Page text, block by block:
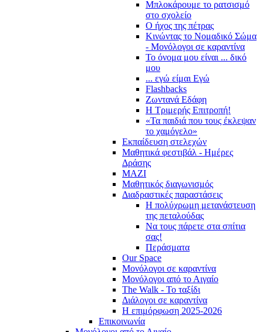
Μπλοκάρουμε το ρατσισμό
στο σχολείο
Ο ήχος της πέτρας
Κινώντας το Νομαδικό Σώμα
- Μονόλογοι σε καραντίνα
Το όνομα μου είναι ... δικό
μου
... εγώ είμαι Εγώ
Flashbacks
Ζωντανά Εδάφη
Η Τριμερής Επιτροπή!
«Τα παιδιά που τους έκλεψαν
το χαμόγελο»
Εκπαίδευση στελεχών
Μαθητικά φεστιβάλ - Ημέρες
Δράσης
ΜΑΖΙ
Μαθητικός διαγωνισμός
Διαδραστικές παραστάσεις
Η πολύχρωμη μετανάστευση
της πεταλούδας
Να τους πάρετε στα σπίτια
σας!
Περάσματα
Our Space
Μονόλογοι σε καραντίνα
Μονόλογοι από το Αιγαίο
The Walk - Το ταξίδι
Διάλογοι σε καραντίνα
Η επιμόρφωση 2025-2026
Επικοινωνία